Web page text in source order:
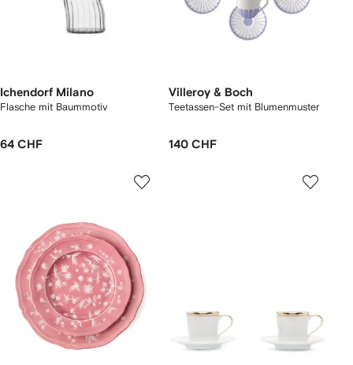
Ichendorf Milano
Flasche mit Baummotiv
64 CHF
Villeroy & Boch
Teetassen-Set mit Blumenmuster
140 CHF